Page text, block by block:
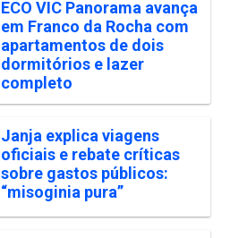
ECO VIC Panorama avança
em Franco da Rocha com
apartamentos de dois
dormitórios e lazer
completo
Janja explica viagens
oficiais e rebate críticas
sobre gastos públicos:
“misoginia pura”